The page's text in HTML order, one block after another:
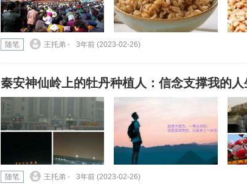
随笔 王托弟 ⋅ 3年前 (2023-02-26)
秦安神仙岭上的牡丹种植人：信念支撑我的人
随笔 王托弟 ⋅ 3年前 (2023-02-26)